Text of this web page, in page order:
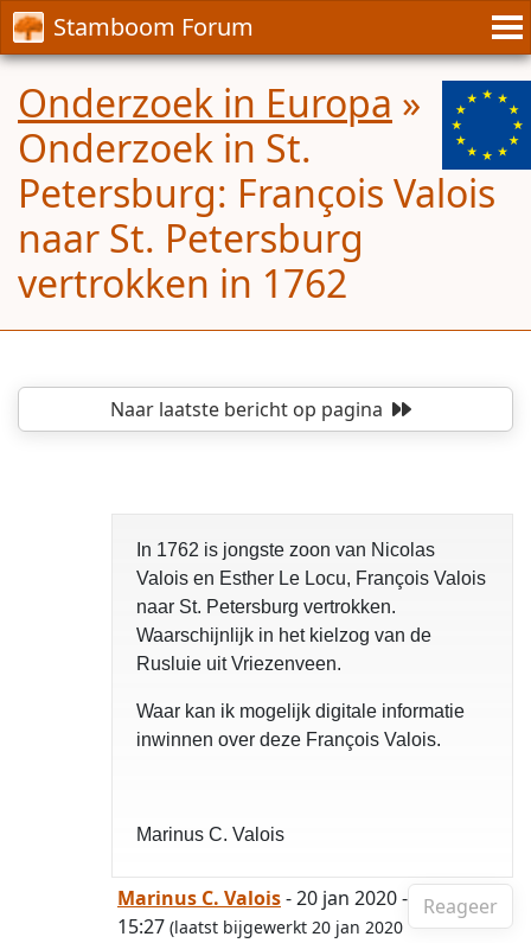
Stamboom Forum
Onderzoek in Europa »
Onderzoek in St.
Petersburg: François Valois
naar St. Petersburg
vertrokken in 1762
Naar laatste berichtop pagina
In 1762 is jongste zoon van Nicolas
Valois en Esther Le Locu, François Valois
naar St. Petersburg vertrokken.
Waarschijnlijk in het kielzog van de
Rusluie uit Vriezenveen.
Waar kan ik mogelijk digitale informatie
inwinnen over deze François Valois.
Marinus C. Valois
Reageer
Marinus C. Valois- 20 jan 2020 -
15:27 (laatst bijgewerkt 20 jan 2020